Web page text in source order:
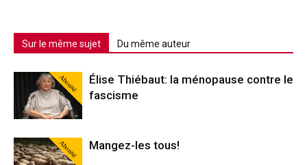
Sur le même sujet Du même auteur
Abonné
Élise Thiébaut: la ménopause contre le
fascisme
Abonné Mangez-les tous!